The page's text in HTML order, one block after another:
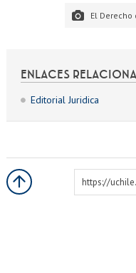
ENLACES
Editorial Juridica
El Derecho
https://